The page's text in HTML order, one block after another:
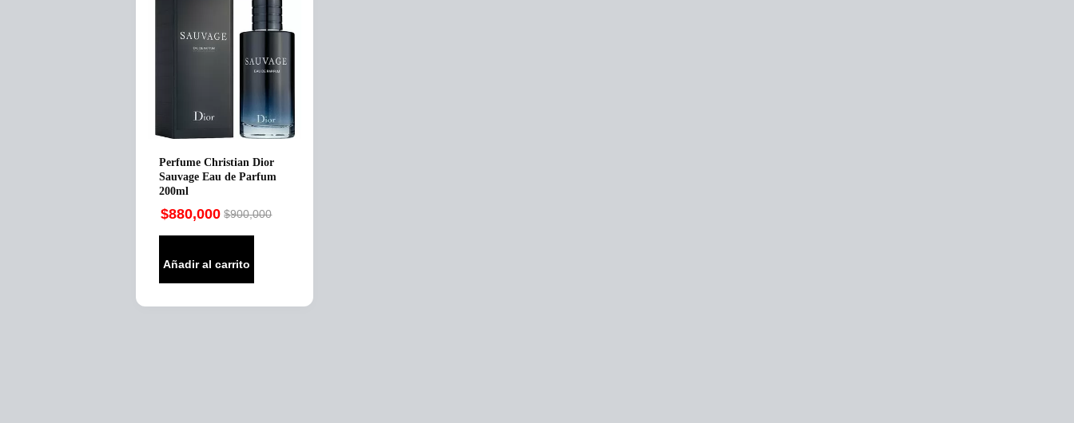
Perfume Christian Dior
Sauvage Eau de Parfum
200ml
$900,000
Original
was:
$900,000.
$880,000
Current
is:
$880,000.
Añadir al carrito